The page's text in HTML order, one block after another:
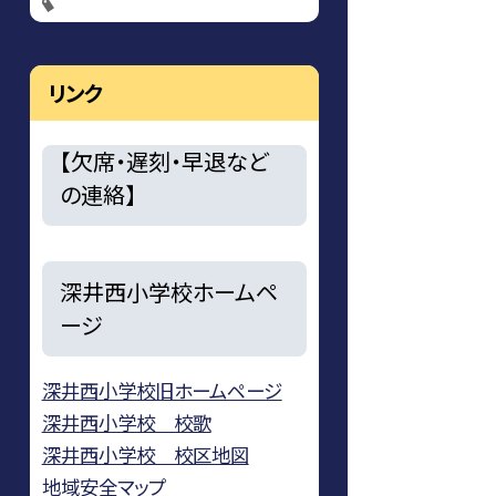
リンク
【欠席・遅刻・早退など
の連絡】
深井西小学校ホームペ
ージ
深井西小学校旧ホームページ
深井西小学校 校歌
深井西小学校 校区地図
地域安全マップ